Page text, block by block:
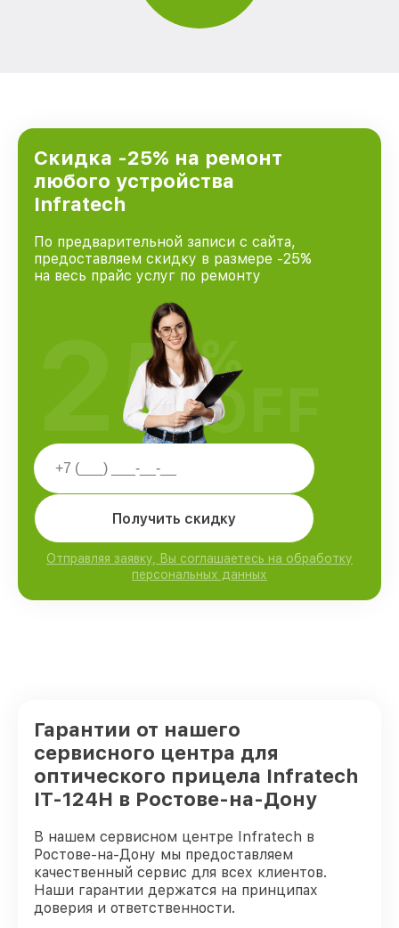
Скидка -25% на ремонт
любого устройства
Infratech
По предварительной записи с сайта,
предоставляем скидку в размере -25%
на весь прайс услуг по ремонту
Получить скидку
Отправляя заявку, Вы соглашаетесь на обработку
персональных данных
25%
OFF
Гарантии от нашего
сервисного центра для
оптического прицела Infratech
IT-124Н в Ростове-на-Дону
В нашем сервисном центре Infratech в
Ростове-на-Дону мы предоставляем
качественный сервис для всех клиентов.
Наши гарантии держатся на принципах
доверия и ответственности.